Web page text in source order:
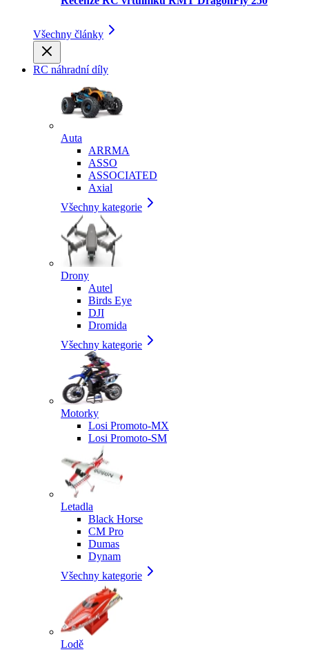
Všechny články
RC náhradní díly
Auta
ARRMA
ASSO
ASSOCIATED
Axial
Všechny kategorie
Drony
Autel
Birds Eye
DJI
Dromida
Všechny kategorie
Motorky
Losi Promoto-MX
Losi Promoto-SM
Letadla
Black Horse
CM Pro
Dumas
Dynam
Všechny kategorie
Lodě